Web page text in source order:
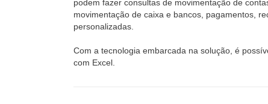
podem fazer consultas de movimentação de
movimentação de caixa e bancos, pagamentos,
personalizadas.
Com a tecnologia embarcada na solução, é
com Excel.